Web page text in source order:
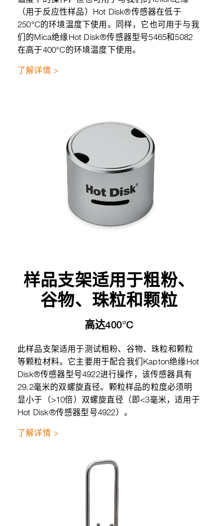
（用于反应性样品）Hot Disk®传感器在低于
250°C的环境温度下使用。同样，它也可用于与我
们的Mica绝缘Hot Disk®传感器型号5465和5082
在高于400°C的环境温度下使用。
了解详情 >
样品支架适用于粗粉、
谷物、珠粒和颗粒
高达400°C
此样品支架适用于测试粗粉、谷物、珠粒和颗粒
等颗粒材料。它主要用于配合我们Kapton绝缘Hot
Disk®传感器型号4922进行操作，该传感器具有
29.2毫米的双螺旋直径。颗粒样品的粒度必须明
显小于（>10倍）双螺旋直径（即<3毫米，适用于
Hot Disk®传感器型号4922）。
了解详情 >